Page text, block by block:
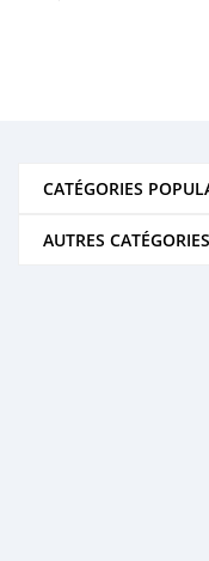
CATÉGORIES
AUTRES CATÉGORIES